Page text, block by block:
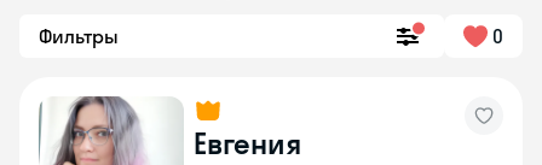
Фильтры 0
Евгения